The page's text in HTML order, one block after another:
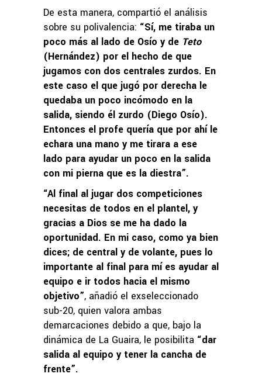
De esta manera, compartió el análisis
sobre su polivalencia: “Sí, me tiraba un
poco más al lado de Osío y de Teto
(Hernández) por el hecho de que
jugamos con dos centrales zurdos. En
este caso el que jugó por derecha le
quedaba un poco incómodo en la
salida, siendo él zurdo (Diego Osío).
Entonces el profe quería que por ahí le
echara una mano y me tirara a ese
lado para ayudar un poco en la salida
con mi pierna que es la diestra”.
“Al final al jugar dos competiciones
necesitas de todos en el plantel, y
gracias a Dios se me ha dado la
oportunidad. En mi caso, como ya bien
dices; de central y de volante, pues lo
importante al final para mí es ayudar al
equipo e ir todos hacia el mismo
objetivo”, añadió el exseleccionado
sub-20, quien valora ambas
demarcaciones debido a que, bajo la
dinámica de La Guaira, le posibilita “dar
salida al equipo y tener la cancha de
frente”.